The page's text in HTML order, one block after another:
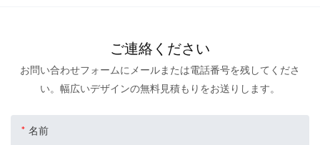
ご連絡ください
お問い合わせフォームにメールまたは電話番号を残してくださ
い。幅広いデザインの無料見積もりをお送りします。
名前